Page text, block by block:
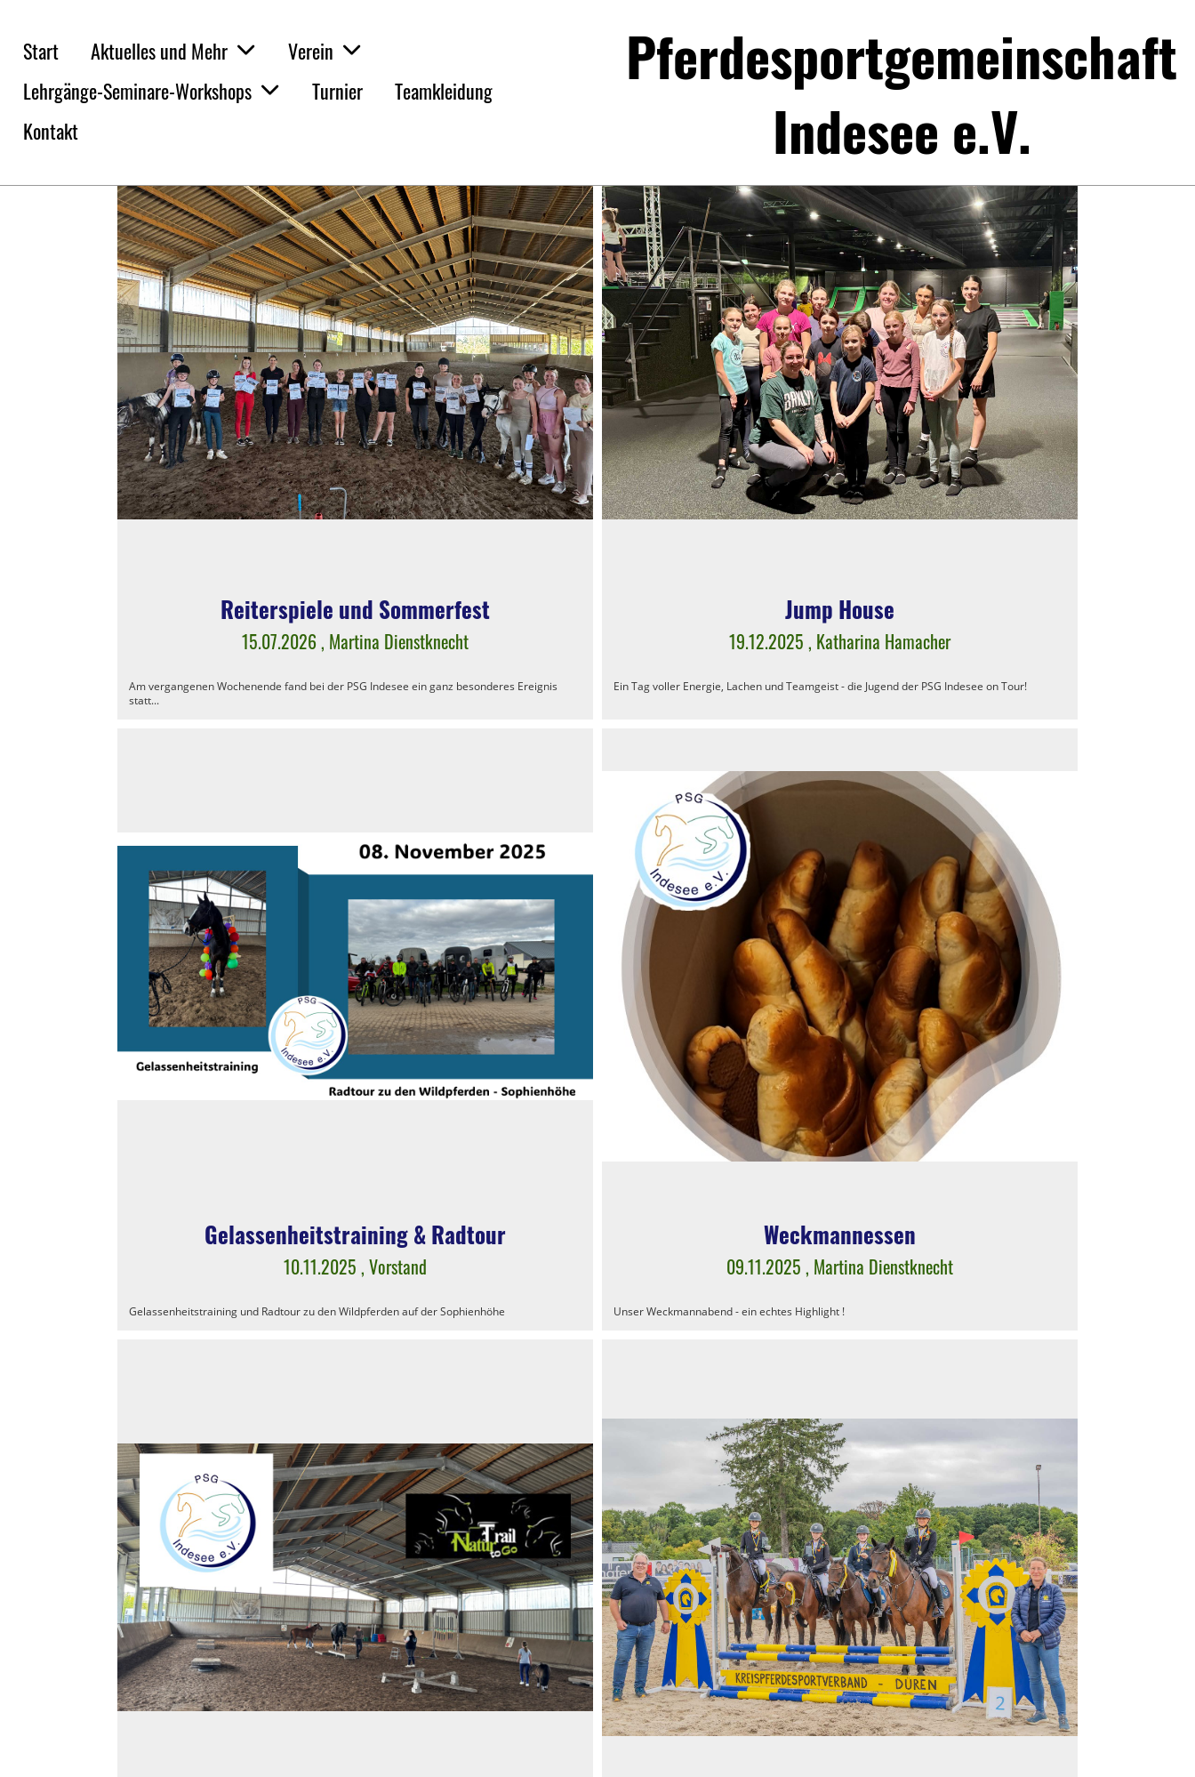
Start Aktuelles und Mehr
Verein
Lehrgänge-Seminare-Workshops
Turnier
Teamkleidung
Kontakt
Pferdesportgemeinschaft
Indesee e.V.
Reiterspiele und Sommerfest
15.07.2026, Martina Dienstknecht
Am vergangenen Wochenende fand bei der PSG Indesee ein ganz besonderes Ereignis
statt...
Jump House
19.12.2025 , Katharina Hamacher
Ein Tag voller Energie, Lachen und Teamgeist - die Jugend der PSG Indesee on Tour!
Gelassenheitstraining & Radtour
10.11.2025 , Vorstand
Gelassenheitstraining und Radtour zu den Wildpferden auf der Sophienhöhe
Weckmannessen
09.11.2025 , Martina Dienstknecht
Unser Weckmannabend - ein echtes Highlight !